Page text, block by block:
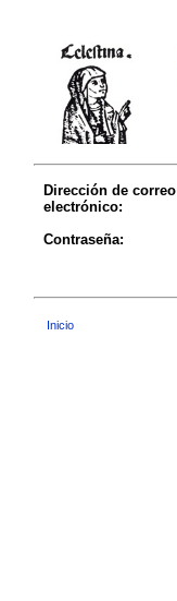
Dirección de correo
electrónico:
Contraseña:
Inicio